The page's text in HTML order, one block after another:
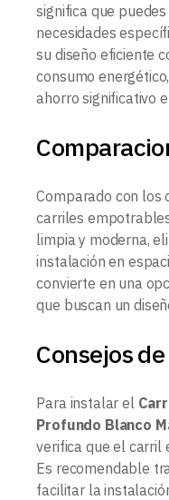
significa que
necesidades
su diseño eficiente
consumo
ahorro significativo
Comparado con los
carriles
limpia y moderna,
instalación en
convierte en una
que buscan un
Consejos
Para instalar el
Profundo Blanco
verifica que el carril
Es recomendable
facilitar la